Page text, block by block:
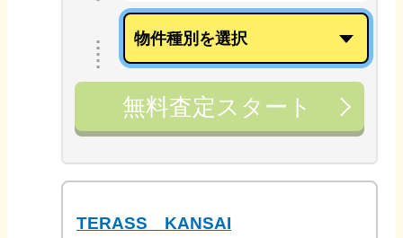
無料査定スタート
TERASS KANSAI